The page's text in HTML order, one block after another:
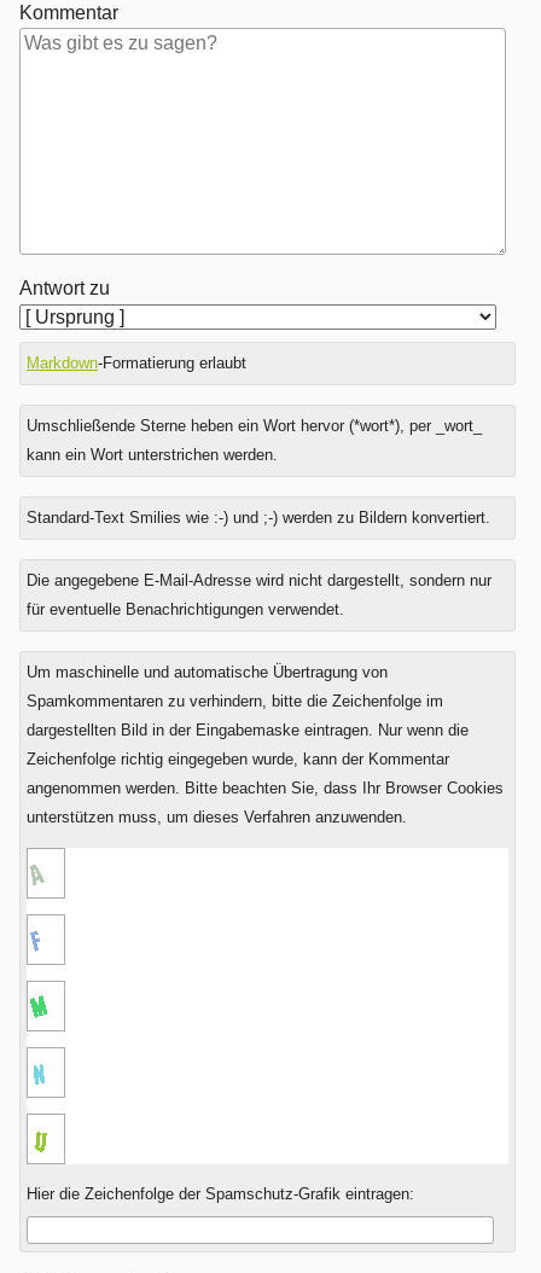
Kommentar
Antwort zu
Markdown-Formatierung erlaubt
Umschließende Sterne heben ein Wort hervor (*wort*), per _wort_
kann ein Wort unterstrichen werden.
Standard-Text Smilies wie :-) und ;-) werden zu Bildern konvertiert.
Was
ist
Vier
plus
Die angegebene E-Mail-Adresse wird nicht dargestellt, sondern nur
für eventuelle Benachrichtigungen verwendet.
Um maschinelle und automatische Übertragung von
Spamkommentaren zu verhindern, bitte die Zeichenfolge im
dargestellten Bild in der Eingabemaske eintragen. Nur wenn die
Zeichenfolge richtig eingegeben wurde, kann der Kommentar
angenommen werden. Bitte beachten Sie, dass Ihr Browser Cookies
unterstützen muss, um dieses Verfahren anzuwenden.
Hier die Zeichenfolge der Spamschutz-Grafik eintragen: